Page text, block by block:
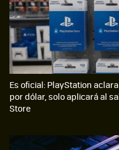
Es oficial: PlayStation
por dólar, solo aplicará al
Store